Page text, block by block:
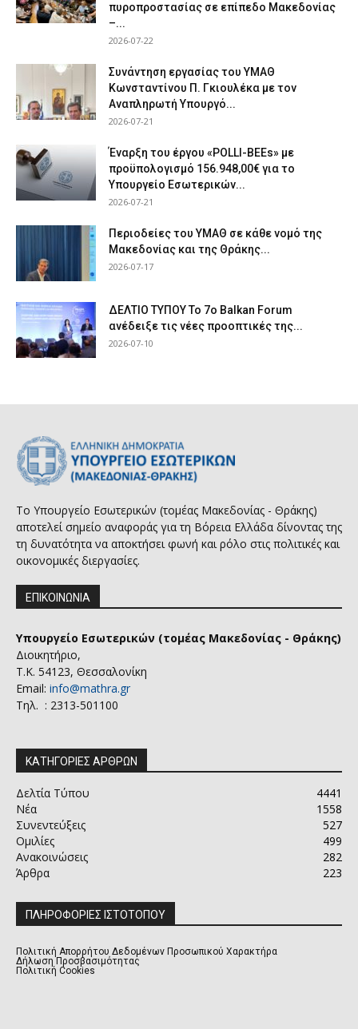
πυροπροστασίας σε επίπεδο Μακεδονίας
–...
2026-07-22
Συνάντηση εργασίας του ΥΜΑΘ
Κωνσταντίνου Π. Γκιουλέκα με τον
Αναπληρωτή Υπουργό...
2026-07-21
Έναρξη του έργου «POLLI-BEEs» με
προϋπολογισμό 156.948,00€ για το
Υπουργείο Εσωτερικών...
2026-07-21
Περιοδείες του ΥΜΑΘ σε κάθε νομό της
Μακεδονίας και της Θράκης...
2026-07-17
ΔΕΛΤΙΟ ΤΥΠΟΥ Το 7ο Balkan Forum
ανέδειξε τις νέες προοπτικές της...
2026-07-10
Το Υπουργείο Εσωτερικών (τομέας Μακεδονίας - Θράκης)
αποτελεί σημείο αναφοράς για τη Βόρεια Ελλάδα δίνοντας της
τη δυνατότητα να αποκτήσει φωνή και ρόλο στις πολιτικές και
οικονομικές διεργασίες.
ΕΠΙΚΟΙΝΩΝΙΑ
Υπουργείο Εσωτερικών (τομέας Μακεδονίας - Θράκης)
Διοικητήριο,
Τ.Κ. 54123, Θεσσαλονίκη
Email: info@mathra.gr
Τηλ. : 2313-501100
ΚΑΤΗΓΟΡΙΕΣ ΑΡΘΡΩΝ
Δελτία Τύπου
4441
Νέα
1558
Συνεντεύξεις
527
Ομιλίες
499
Ανακοινώσεις
282
Άρθρα
223
ΠΛΗΡΟΦΟΡΙΕΣ ΙΣΤΟΤΟΠΟΥ
Πολιτική Απορρήτου Δεδομένων Προσωπικού Χαρακτήρα
Δήλωση Προσβασιμότητας
Πολιτική Cookies